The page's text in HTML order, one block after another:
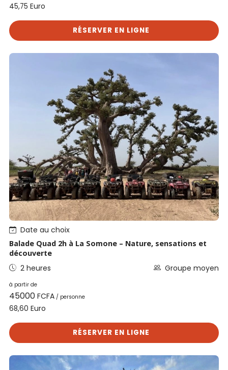
45,75Euro
RÉSERVER EN LIGNE
Date au choix
Balade Quad 2h à La Somone – Nature, sensations et
découverte
2 heures Groupe moyen
à partir de
45000FCFA / personne
68,60Euro
RÉSERVER EN LIGNE